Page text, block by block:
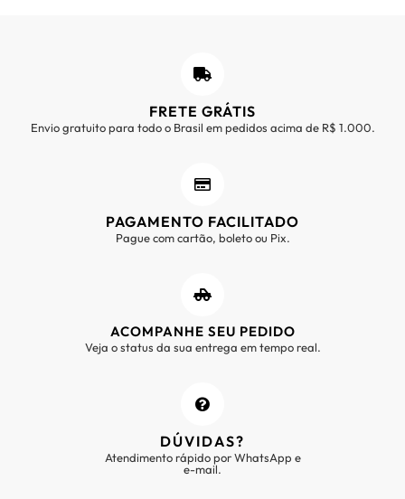
FRETE GRÁTIS
Envio gratuito para todo o Brasil em pedidos acima de R$ 1.000.
PAGAMENTO FACILITADO
Pague com cartão, boleto ou Pix.
ACOMPANHE SEU PEDIDO
Veja o status da sua entrega em tempo real.
DÚVIDAS?
Atendimento rápido por WhatsApp e
e-mail.